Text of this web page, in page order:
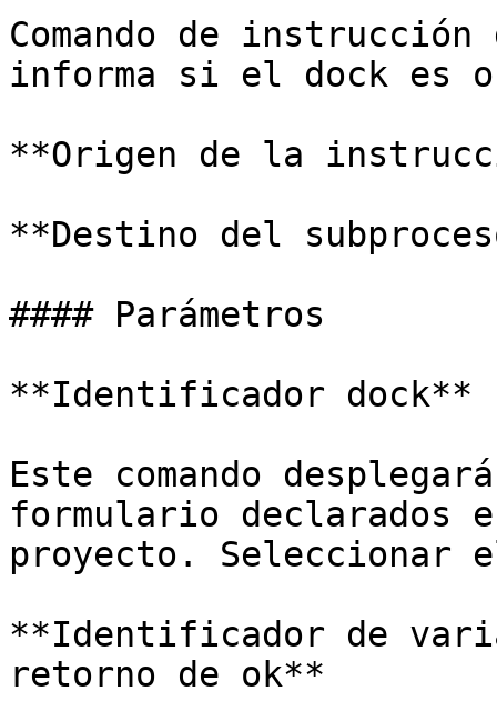
Comando de
informa si el dock es
**Origen de la
**Destino del
#### Parámetros
**Identificador dock**
Este comando
formulario declarados
proyecto. Seleccionar
**Identificador de
retorno de ok**